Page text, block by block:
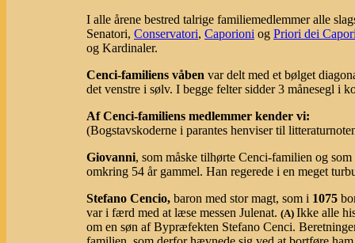
I alle årene bestred talrige familiemedlemmer alle
Senatori, Conservatori, Caporioni og Priori dei
og Kardinaler.
Cenci-familiens våben var delt med et bølget
det venstre i sølv. I begge felter sidder 3 månesegl i
Af Cenci-familiens medlemmer kender vi:
(Bogstavskoderne i parantes henviser til
Giovanni, som måske tilhørte Cenci-familien og
omkring 54 år gammel. Han regerede i en meget
Stefano Cencio, baron med stor magt, som i 1075
var i færd med at læse messen Julenat. (A) Ikke alle
om en søn af Bypræfekten Stefano Cenci.